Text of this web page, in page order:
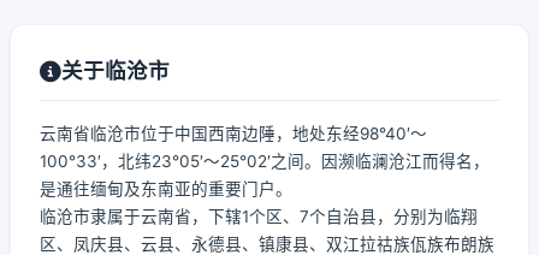
关于临沧市
云南省临沧市位于中国西南边陲，地处东经98°40′～
100°33′，北纬23°05′～25°02′之间。因濒临澜沧江而得名，
是通往缅甸及东南亚的重要门户。
临沧市隶属于云南省，下辖1个区、7个自治县，分别为临翔
区、凤庆县、云县、永德县、镇康县、双江拉祜族佤族布朗族